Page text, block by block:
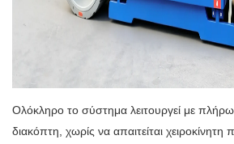
Ολόκληρο το σύστημα λειτουργεί με
διακόπτη, χωρίς να απαιτείται